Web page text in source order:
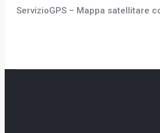
ServizioGPS – Mappa satellitare